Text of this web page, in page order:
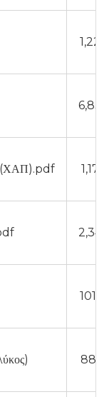
1,22
6,83
(ΧΑΠ).pdf 1,17
2,34
1012
885